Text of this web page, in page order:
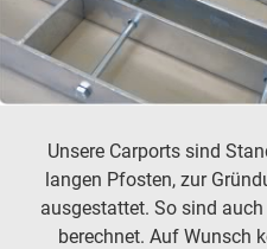
Unsere Carports sind
langen Pfosten, zur
ausgestattet. So sind
berechnet. Auf Wunsch